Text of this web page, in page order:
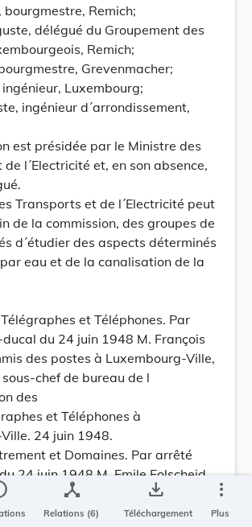
bourgmestre, Remich;
délégué du Groupement des
Remich;
Grevenmacher;
ingénieur, Luxembourg;
ingénieur d´arrondissement,
est présidée par le Ministre des
l´Electricité et, en son absence,
Transports et de l´Electricité peut
de la commission, des groupes de
d´étudier des aspects déterminés
eau et de la canalisation de la
et Téléphones. Par
du 24 juin 1948 M. François
des postes à Luxembourg-Ville,
chef de bureau de l
des
et Téléphones à
24 juin 1948.
et Domaines. Par arrêté
24 juin 1948 M. Emile Folscheid,
l´administration de l
et des Domaines, a été nommé
device_hub
Relations (6)
save_alt
Téléchargement
more_vert
Plus